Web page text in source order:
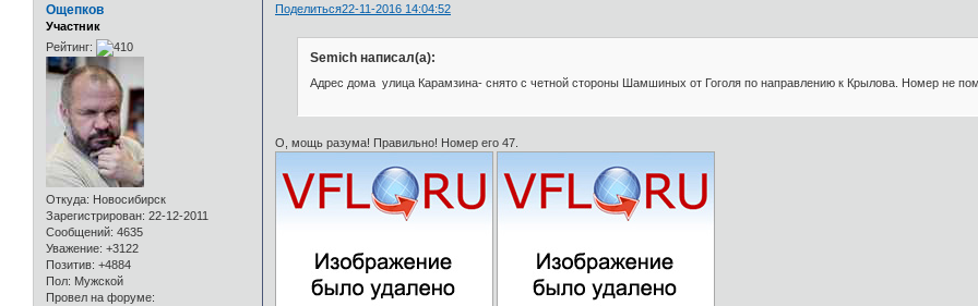
Поделиться22-11-2016 14:04:52
Ощепков
Участник
Рейтинг:
Откуда: Новосибирск
Зарегистрирован: 22-12-2011
Сообщений: 4635
Уважение: +3122
Позитив: +4884
Пол: Мужской
Провел на форуме:
Semich написал(а):
Адрес дома улица Карамзина- снято с четной стороны Шамшиных от Гоголя по направлению к Крылова. Номер не
О, мощь разума! Правильно! Номер его 47.